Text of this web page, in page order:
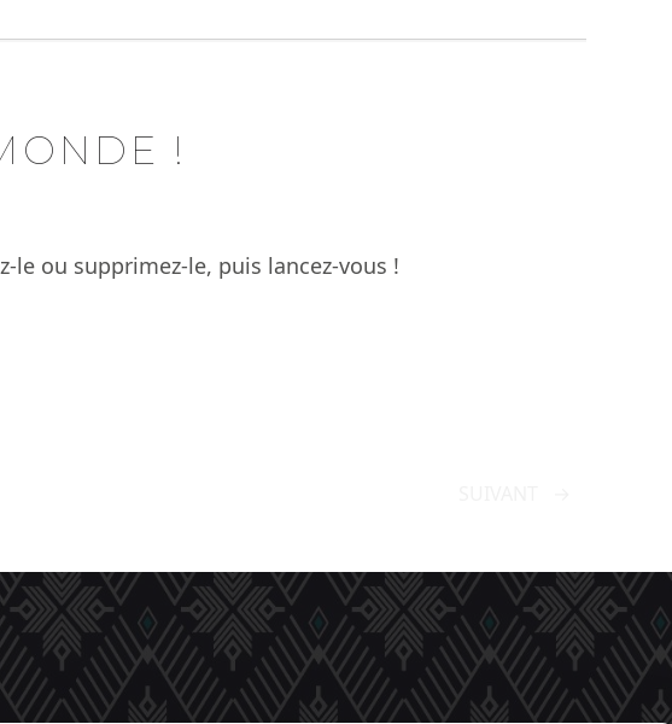
!
le ou supprimez-le, puis lancez-vous !